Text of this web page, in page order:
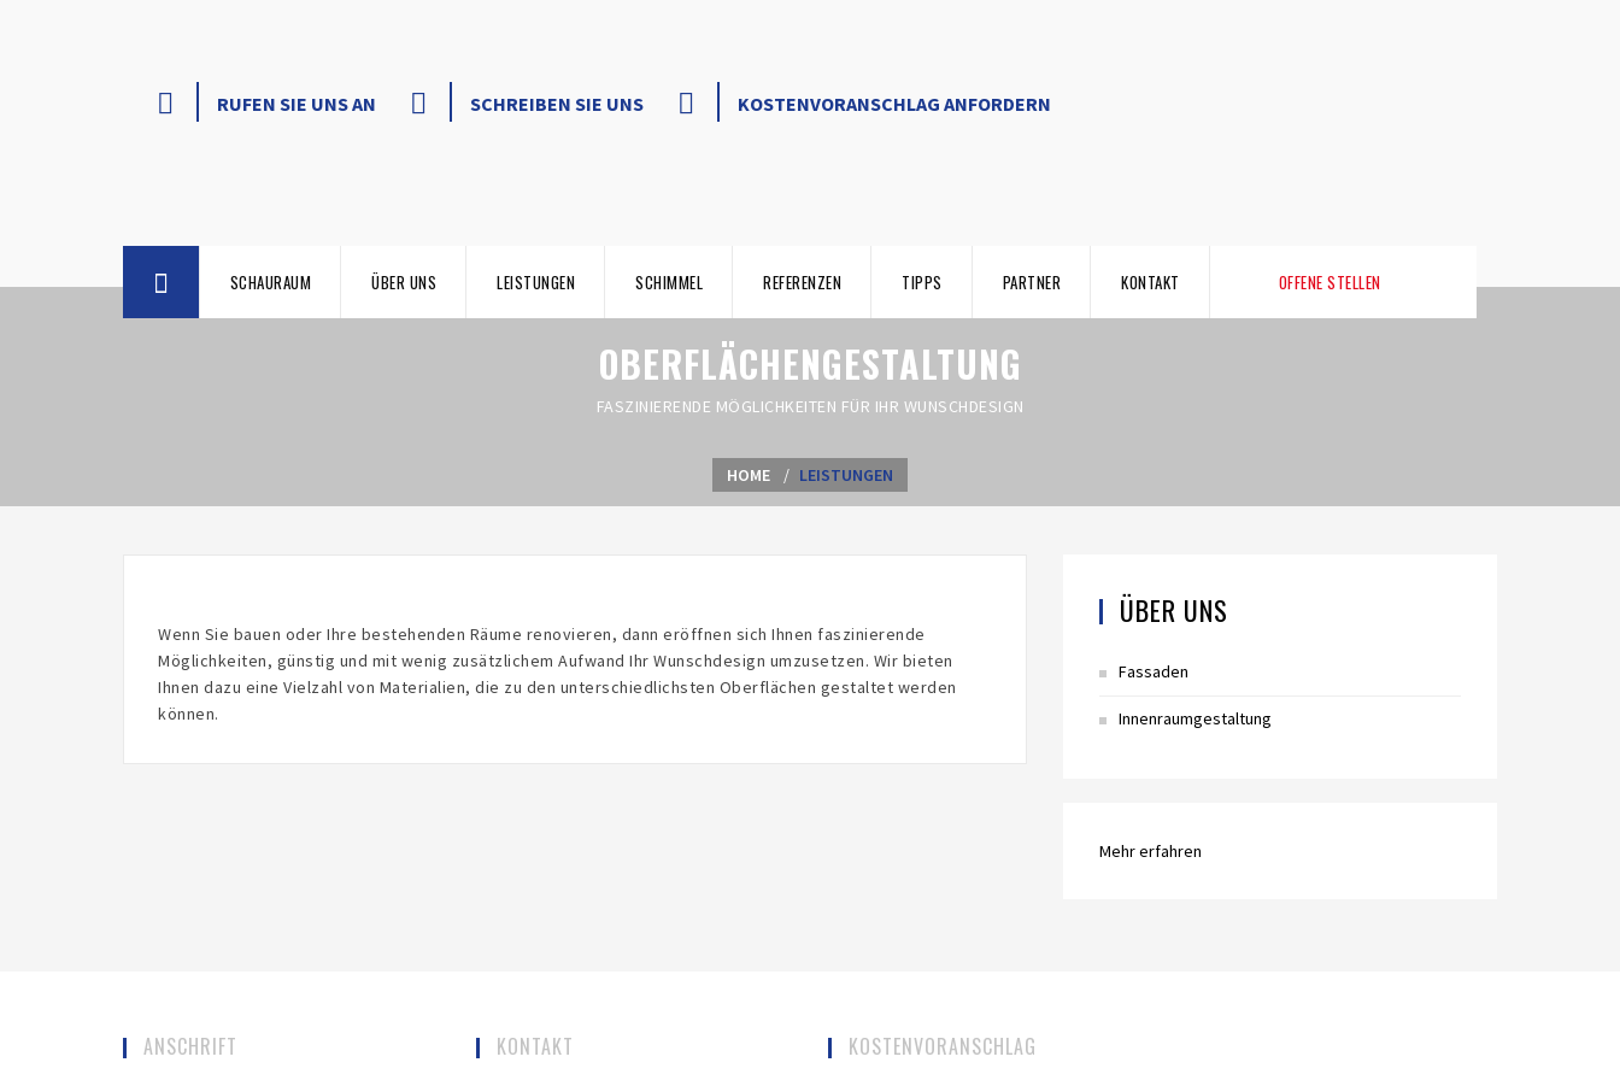
RUFEN SIE UNS AN SCHREIBEN SIE UNS KOSTENVORANSCHLAG ANFORDERN
SCHAURAUM ÜBER UNS LEISTUNGEN SCHIMMEL REFERENZEN TIPPS PARTNER KONTAKT OFFENE STELLEN
OBERFLÄCHENGESTALTUNG
FASZINIERENDE MÖGLICHKEITEN FÜR IHR WUNSCHDESIGN
HOME LEISTUNGEN
Wenn Sie bauen oder Ihre bestehenden Räume renovieren, dann eröffnen sich Ihnen faszinierende
Möglichkeiten, günstig und mit wenig zusätzlichem Aufwand Ihr Wunschdesign umzusetzen. Wir bieten
Ihnen dazu eine Vielzahl von Materialien, die zu den unterschiedlichsten Oberflächen gestaltet werden
können.
ÜBER UNS
Fassaden
Innenraumgestaltung
Mehr erfahren
ANSCHRIFT KONTAKT KOSTENVORANSCHLAG